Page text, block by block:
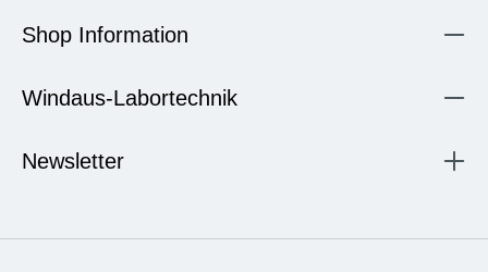
Shop Information
Windaus-Labortechnik
Newsletter